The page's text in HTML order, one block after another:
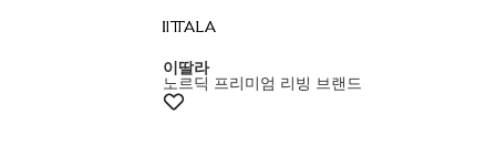
멤버스20%쿠폰
이딸라
노르딕 프리미엄 리빙 브랜드